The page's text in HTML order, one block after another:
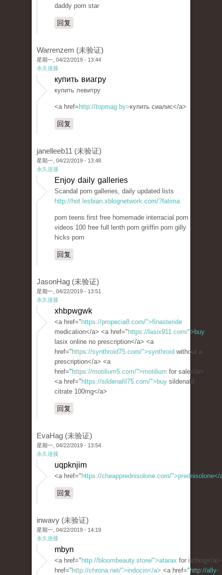
daddy porn star
回复
Warrenzem (未验证)
星期一, 04/22/2019 - 13:44
永久连接
купить виагру
купить левитру
<a href= http://topmag.by>купить сиалис</a>
回复
janelleeb11 (未验证)
星期一, 04/22/2019 - 13:48
永久连接
Enjoy daily galleries
Scandal porn galleries, daily updated lists
http://hot.lesbian.xblognetwork.com/?fatima
porn teens first free homemade interracial porn
videos 100 free full lenth porn griiffin porn gilly
hicks porn
回复
JasonHag (未验证)
星期一, 04/22/2019 - 13:51
永久连接
xhbpwgwk
<a href=" https://propecia8.com/">finasteride
medication</a> <a href=" https://lasix911.com/">buy
lasix online no prescription</a> <a
href=" https://synthroid75.com/">synthroid without a
prescription</a> <a
href=" https://motilium5.com/">motilium for sale</a>
<a href=" https://sildenafil75.com/">buy sildenafil
citrate 100mg</a>
回复
EvaHag (未验证)
星期一, 04/22/2019 - 13:54
永久连接
uqpknjim
<a href=" https://cheapprednisolone.com/">prednisolone</
回复
inwavy (未验证)
星期一, 04/22/2019 - 14:19
永久连接
mbyn
<a href=" http://bloombeauty.store/">atarax for itching</a>
href=" http://chrona.net/">indocin</a> <a href=" http://ally-